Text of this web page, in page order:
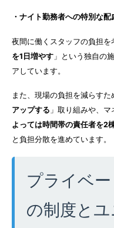
・ナイト勤務者への特別な配
夜間に働くスタッフの負担を
を1日増やす 」という独自の
アしています。
また、現場の負担を減らすた
アップする 」取り組みや、
よっては時間帯の責任者を2
と負担分散を進めています。
プライベ
の制度と